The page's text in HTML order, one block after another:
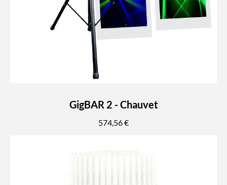
GigBAR 2 - Chauvet
574,56 €